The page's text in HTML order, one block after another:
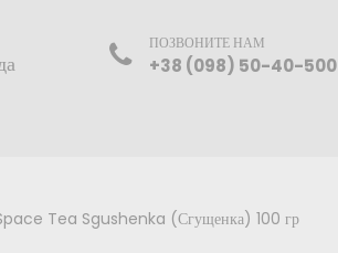
ПОЗВОНИТЕ НАМ
+38 (098) 50-40-500
Tea Sgushenka (Сгущенка) 100 гр